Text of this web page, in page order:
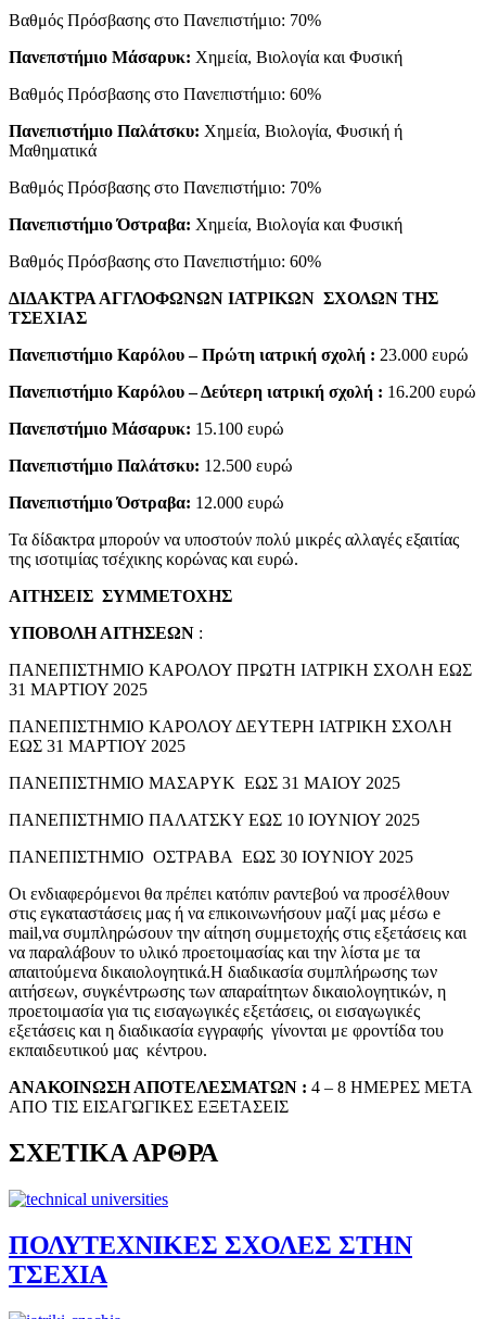
Βαθμός Πρόσβασης στο Πανεπιστήμιο: 70%
Πανεπστήμιο Μάσαρυκ: Χημεία, Βιολογία και Φυσική
Βαθμός Πρόσβασης στο Πανεπιστήμιο: 60%
Πανεπιστήμιο Παλάτσκυ: Χημεία, Βιολογία, Φυσική ή
Μαθηματικά
Βαθμός Πρόσβασης στο Πανεπιστήμιο: 70%
Πανεπιστήμιο Όστραβα: Χημεία, Βιολογία και Φυσική
Βαθμός Πρόσβασης στο Πανεπιστήμιο: 60%
ΔΙΔΑΚΤΡΑ ΑΓΓΛΟΦΩΝΩΝ ΙΑΤΡΙΚΩΝ ΣΧΟΛΩΝ ΤΗΣ
ΤΣΕΧΙΑΣ
Πανεπιστήμιο Καρόλου – Πρώτη ιατρική σχολή : 23.000 ευρώ
Πανεπιστήμιο Καρόλου – Δεύτερη ιατρική σχολή : 16.200 ευρώ
Πανεπστήμιο Μάσαρυκ: 15.100 ευρώ
Πανεπιστήμιο Παλάτσκυ: 12.500 ευρώ
Πανεπιστήμιο Όστραβα: 12.000 ευρώ
Τα δίδακτρα μπορούν να υποστούν πολύ μικρές αλλαγές εξαιτίας
της ισοτιμίας τσέχικης κορώνας και ευρώ.
ΑΙΤΗΣΕΙΣ ΣΥΜΜΕΤΟΧΗΣ
ΥΠΟΒΟΛΗ ΑΙΤΗΣΕΩΝ :
ΠΑΝΕΠΙΣΤΗΜΙΟ ΚΑΡΟΛΟΥ ΠΡΩΤΗ ΙΑΤΡΙΚΗ ΣΧΟΛΗ ΕΩΣ
31 ΜΑΡΤΙΟΥ 2025
ΠΑΝΕΠΙΣΤΗΜΙΟ ΚΑΡΟΛΟΥ ΔΕΥΤΕΡΗ ΙΑΤΡΙΚΗ ΣΧΟΛΗ
ΕΩΣ 31 ΜΑΡΤΙΟΥ 2025
ΠΑΝΕΠΙΣΤΗΜΙΟ ΜΑΣΑΡΥΚ ΕΩΣ 31 ΜΑΙΟΥ 2025
ΠΑΝΕΠΙΣΤΗΜΙΟ ΠΑΛΑΤΣΚΥ ΕΩΣ 10 ΙΟΥΝΙΟΥ 2025
ΠΑΝΕΠΙΣΤΗΜΙΟ ΟΣΤΡΑΒΑ ΕΩΣ 30 ΙΟΥΝΙΟΥ 2025
Οι ενδιαφερόμενοι θα πρέπει κατόπιν ραντεβού να προσέλθουν
στις εγκαταστάσεις μας ή να επικοινωνήσουν μαζί μας μέσω e
mail,να συμπληρώσουν την αίτηση συμμετοχής στις εξετάσεις και
να παραλάβουν το υλικό προετοιμασίας και την λίστα με τα
απαιτούμενα δικαιολογητικά.Η διαδικασία συμπλήρωσης των
αιτήσεων, συγκέντρωσης των απαραίτητων δικαιολογητικών, η
προετοιμασία για τις εισαγωγικές εξετάσεις, οι εισαγωγικές
εξετάσεις και η διαδικασία εγγραφής γίνονται με φροντίδα του
εκπαιδευτικού μας κέντρου.
ΑΝΑΚΟΙΝΩΣΗ ΑΠΟΤΕΛΕΣΜΑΤΩΝ : 4 – 8 ΗΜΕΡΕΣ ΜΕΤΑ
ΑΠΟ ΤΙΣ ΕΙΣΑΓΩΓΙΚΕΣ ΕΞΕΤΑΣΕΙΣ
ΣΧΕΤΙΚΑ ΑΡΘΡΑ
ΠΟΛΥΤΕΧΝΙΚΕΣ ΣΧΟΛΕΣ ΣΤΗΝ
ΤΣΕΧΙΑ